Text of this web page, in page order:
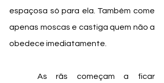
espaçosa só para ela. Também come
apenas moscas e castiga quem não a
obedece imediatamente.